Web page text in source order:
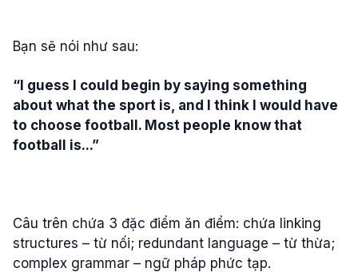
Bạn sẽ nói như sau:
“I guess I could begin by saying something
about what the sport is, and I think I would have
to choose football. Most people know that
football is...”
Câu trên chứa 3 đặc điểm ăn điểm: chứa linking
structures – từ nối; redundant language – từ thừa;
complex grammar – ngữ pháp phức tạp.